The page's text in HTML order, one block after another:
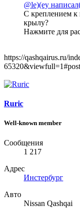
@le)(ey
С креплением к
крылу?
Нажмите для
https://qashqairus.ru/
Ruric
Well-known member
Сообщения
1 217
Адрес
Инстербург
Авто
Nissan Qashqai